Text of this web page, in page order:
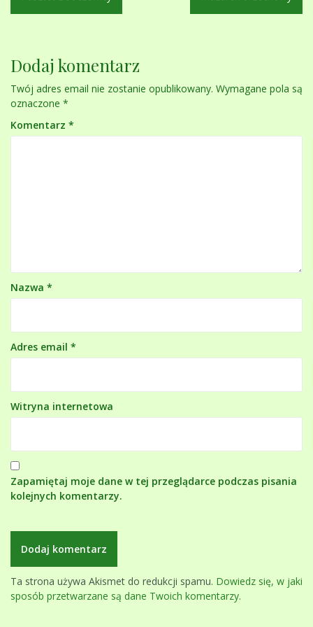
wpisu
Dodaj komentarz
Twój adres email nie zostanie opublikowany. Wymagane pola są
oznaczone *
Komentarz *
Nazwa *
Adres email *
Witryna internetowa
Zapamiętaj moje dane w tej przeglądarce podczas pisania
kolejnych komentarzy.
Ta strona używa Akismet do redukcji spamu. Dowiedz się, w jaki
sposób przetwarzane są dane Twoich komentarzy.